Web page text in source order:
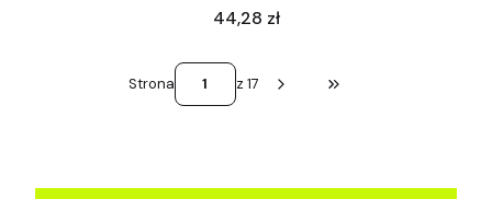
Cena
44,28 zł
Strona z 17 Przejdź do ostatniej